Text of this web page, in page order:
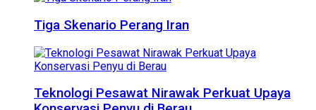
Tiga Skenario Perang Iran
Teknologi Pesawat Nirawak Perkuat Upaya